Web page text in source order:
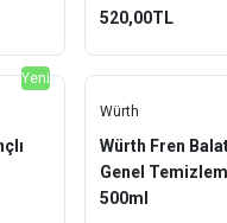
520,00TL
Yeni
Würth
Würth Fren
Genel
500ml